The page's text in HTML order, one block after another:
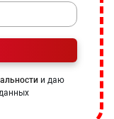
и даю